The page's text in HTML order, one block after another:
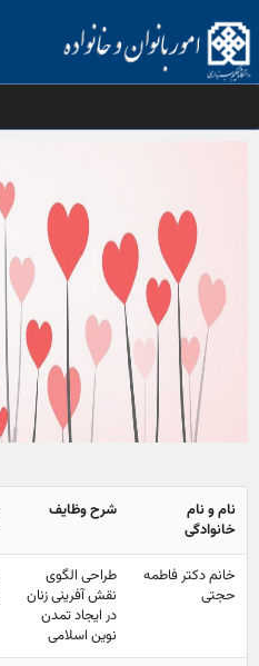
نام و نام
خانوادگی
شرح وظایف
خانم دکتر فاطمه
حجتی
طراحی الگوی
نقش آفرینی زنان
در ایجاد تمدن
نوین اسلامی